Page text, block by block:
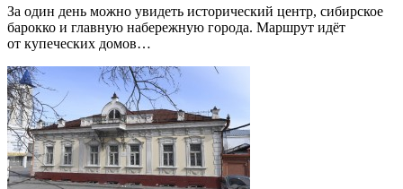
За один день можно увидеть исторический центр, сибирское
барокко и главную набережную города. Маршрут идёт
от купеческих домов…